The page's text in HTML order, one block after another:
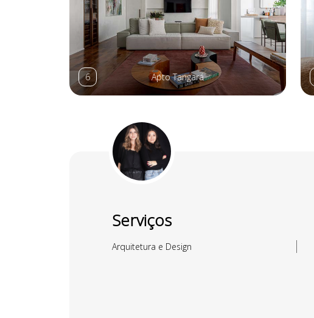
6 Apto Tangará
Serviços
Arquitetura e Design